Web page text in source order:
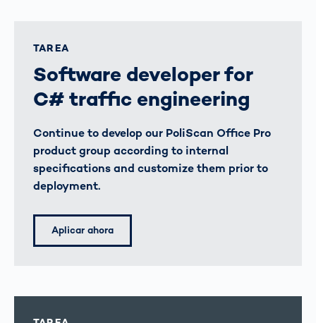
TAREA
Software developer for
C# traffic engineering
Continue to develop our PoliScan Office Pro
product group according to internal
specifications and customize them prior to
deployment.
Aplicar ahora